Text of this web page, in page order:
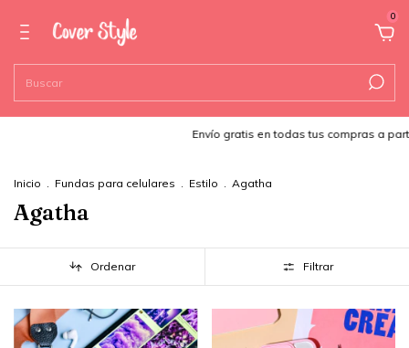
0
Envío gratis en todas tus compras a
Inicio . Fundas para celulares . Estilo . Agatha
Agatha
Ordenar Filtrar